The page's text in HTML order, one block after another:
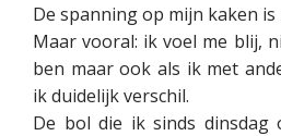
De spanning op mijn kaken is
Maar vooral: ik voel me blij,
ben maar ook als ik met
ik duidelijk verschil.
De bol die ik sinds dinsdag